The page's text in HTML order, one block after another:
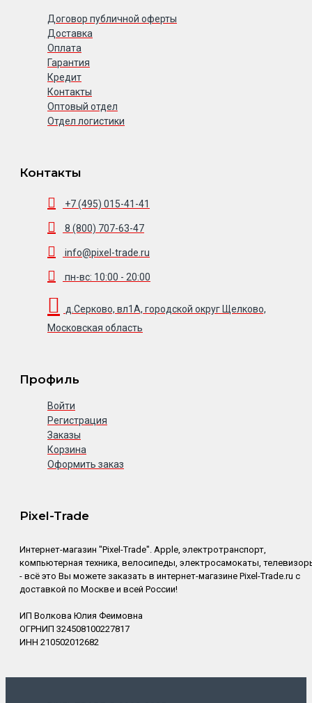
Договор публичной оферты
Доставка
Оплата
Гарантия
Кредит
Контакты
Оптовый отдел
Отдел логистики
Контакты
+7 (495) 015-41-41
8 (800) 707-63-47
info@pixel-trade.ru
пн-вс: 10:00 - 20:00
д.Серково, вл1А, городской округ Щелково,
Московская область
Профиль
Войти
Регистрация
Заказы
Корзина
Оформить заказ
Pixel-Trade
Интернет-магазин "Pixel-Trade". Apple, электротранспорт,
компьютерная техника, велосипеды, электросамокаты,
- всё это Вы можете заказать в интернет-магазине Pixel-Trade.ru с
доставкой по Москве и всей России!
ИП Волкова Юлия Феимовна
ОГРНИП 324508100227817
ИНН 210502012682